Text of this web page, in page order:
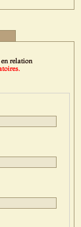
en relation